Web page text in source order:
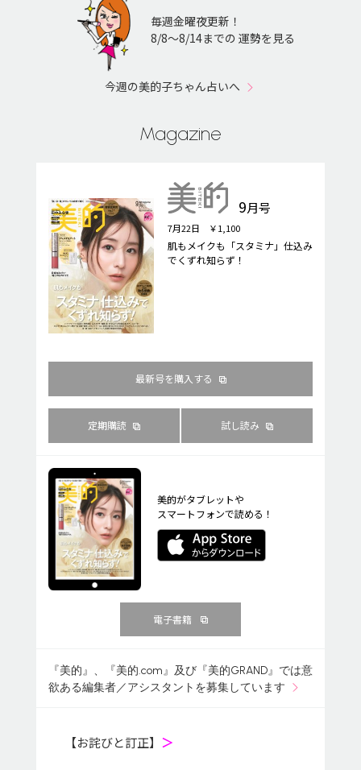
毎週金曜夜更新！
8/8〜8/14までの 運勢を見る
今週の美的子ちゃん占いへ
Magazine
9月号
7月22日 ￥1,100
肌もメイクも「スタミナ」仕込み
でくずれ知らず！
最新号を購入する
定期購読 試し読み
美的がタブレットや
スマートフォンで読める！
電子書籍
『美的』、『美的.com』及び『美的GRAND』では意
欲ある編集者／アシスタントを募集しています
【お詫びと訂正】 ＞